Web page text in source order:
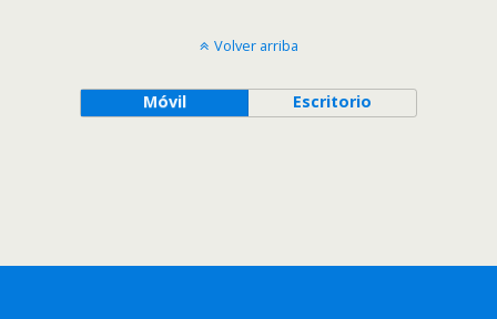
Volver arriba
Móvil Escritorio